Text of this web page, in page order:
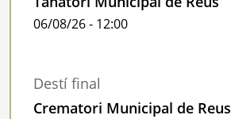
06/08/26 - 12:00
Destí final
Crematori Municipal de Reus